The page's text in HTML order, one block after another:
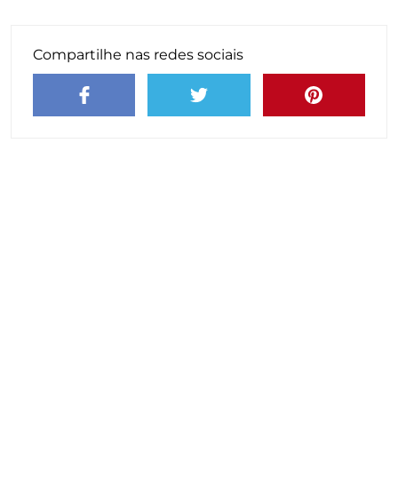
Compartilhe nas redes sociais